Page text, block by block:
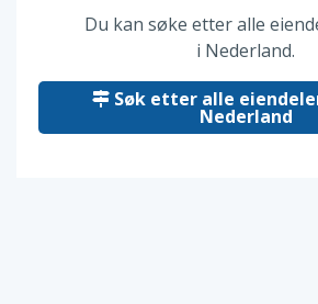
Du kan søke etter alle
i Nederland.
Søk etter alle
Nederland